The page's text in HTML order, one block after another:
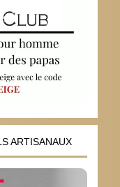
ARTISANAUX